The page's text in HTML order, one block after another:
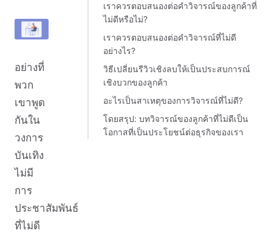
อย่างที่
พวก
เขาพูด
กันใน
วงการ
บันเทิง
ไม่มี
การ
ประชาสัมพันธ์
ที่ไม่ดี
เราควรตอบสนองต่อคำวิจารณ์ของลูกค้าที่
ไม่ดีหรือไม่?
เราควรตอบสนองต่อคำวิจารณ์ที่ไม่ดี
อย่างไร?
วิธีเปลี่ยนรีวิวเชิงลบให้เป็นประสบการณ์
เชิงบวกของลูกค้า
อะไรเป็นสาเหตุของการวิจารณ์ที่ไม่ดี?
โดยสรุป: บทวิจารณ์ของลูกค้าที่ไม่ดีเป็น
โอกาสที่เป็นประโยชน์ต่อธุรกิจของเรา